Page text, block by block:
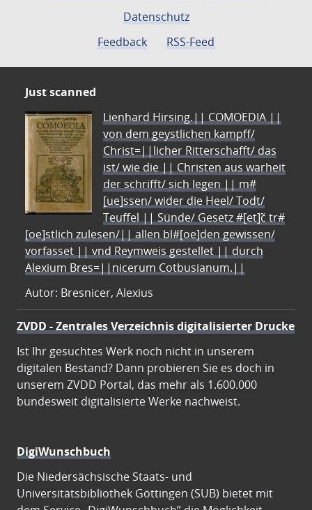
Datenschutz
Feedback
RSS-Feed
Just scanned
Lienhard Hirsing.|| COMOEDIA ||
von dem geystlichen kampff/
Christ=||licher Ritterschafft/ das
ist/ wie die || Christen aus warheit
der schrifft/ sich legen || m#
[ue]ssen/ wider die Heel/ Todt/
Teuffel || Sünde/ Gesetz #[et]c̃ tr#
[oe]stlich zulesen/|| allen bl#[oe]den gewissen/
vorfasset || vnd Reymweis gestellet || durch
Alexium Bres=||nicerum Cotbusianum.||
Autor: Bresnicer, Alexius
ZVDD - Zentrales Verzeichnis digitalisierter Drucke
Ist Ihr gesuchtes Werk noch nicht in unserem
digitalen Bestand? Dann probieren Sie es doch in
unserem ZVDD Portal, das mehr als 1.600.000
bundesweit digitalisierte Werke nachweist.
DigiWunschbuch
Die Niedersächsische Staats- und
Universitätsbibliothek Göttingen (SUB) bietet mit